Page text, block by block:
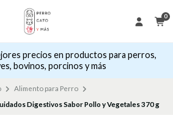
0
precios en productos para perros,
bovinos, porcinos y más
Alimento para Perro
Digestivos Sabor Pollo y Vegetales 370 g